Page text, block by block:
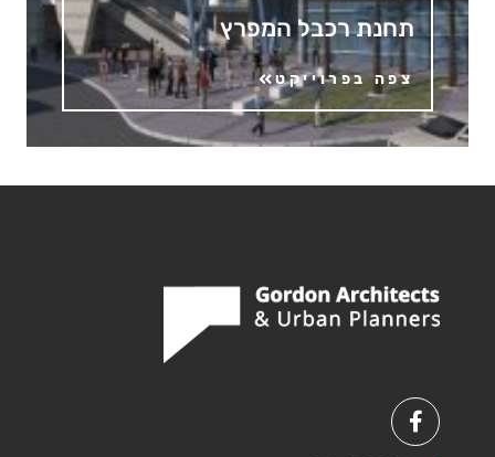
תחנת רכבל המפרץ
צפה בפרוייקט